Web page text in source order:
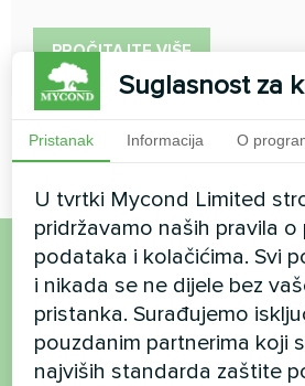
PROČITAJTE VIŠE
Želite kupiti ili
pitanja?
Suglasnost za
Pristanak Informacija O
U tvrtki Mycond Limited
pridržavamo naših pravila o
podataka i kolačićima. Svi
i nikada se ne dijele bez
pristanka. Surađujemo
pouzdanim partnerima koji
najviših standarda zaštite